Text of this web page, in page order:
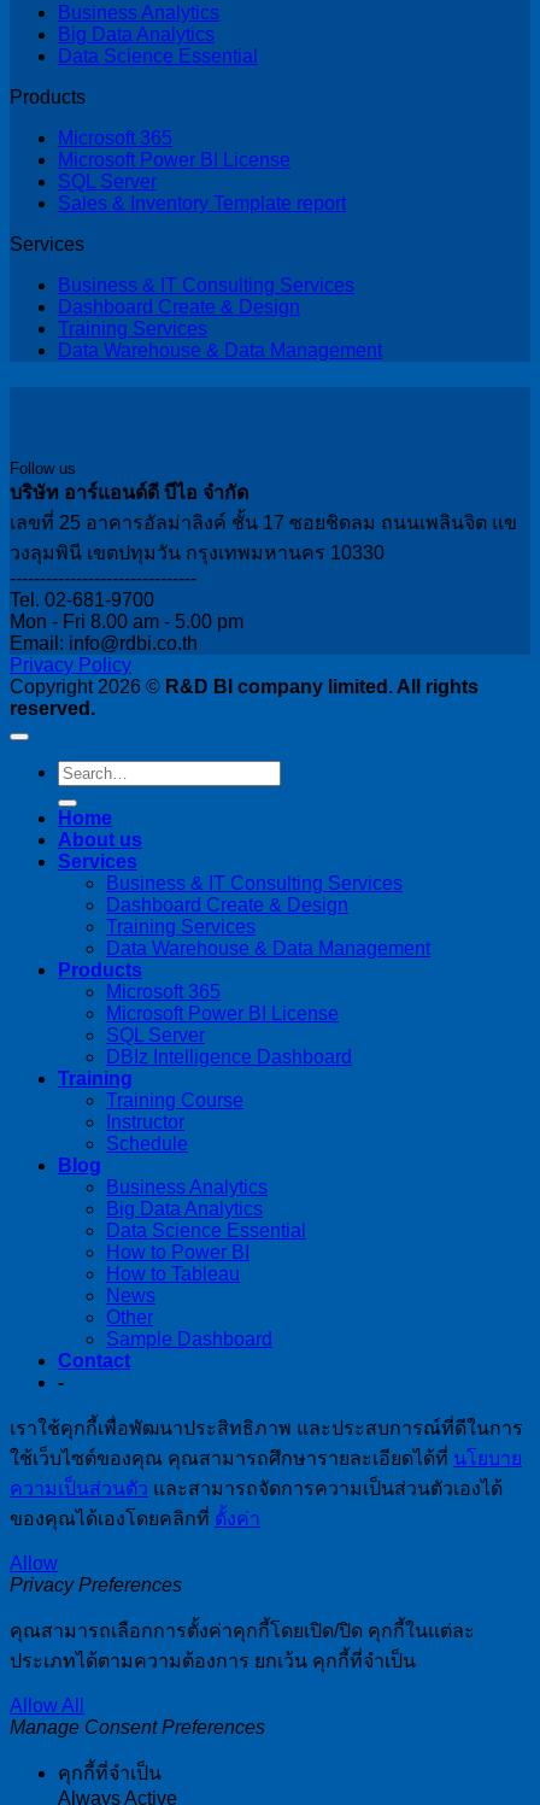
Business Analytics
Big Data Analytics
Data Science Essential
Products
Microsoft 365
Microsoft Power BI License
SQL Server
Sales & Inventory Template report
Services
Business & IT Consulting Services
Dashboard Create & Design
Training Services
Data Warehouse & Data Management
Follow us
บริษัท อาร์แอนด์ดี บีไอ จำกัด
เลขที่ 25 อาคารอัลม่าลิงค์ ชั้น 17 ซอยชิดลม ถนนเพลินจิต แข
วงลุมพินี เขตปทุมวัน กรุงเทพมหานคร 10330
-------------------------------
Tel. 02-681-9700
Mon - Fri 8.00 am - 5.00 pm
Email: info@rdbi.co.th
Privacy Policy
Copyright 2026 © R&D BI company limited. All rights
reserved.
Home
About us
Services
Business & IT Consulting Services
Dashboard Create & Design
Training Services
Data Warehouse & Data Management
Products
Microsoft 365
Microsoft Power BI License
SQL Server
DBIz Intelligence Dashboard
Training
Training Course
Instructor
Schedule
Blog
Business Analytics
Big Data Analytics
Data Science Essential
How to Power BI
How to Tableau
News
Other
Sample Dashboard
Contact
-
เราใช้คุกกี้เพื่อพัฒนาประสิทธิภาพ และประสบการณ์ที่ดีในการ
ใช้เว็บไซต์ของคุณ คุณสามารถศึกษารายละเอียดได้ที่ นโยบาย
ความเป็นส่วนตัว และสามารถจัดการความเป็นส่วนตัวเองได้
ของคุณได้เองโดยคลิกที่ ตั้งค่า
Allow
Privacy Preferences
คุณสามารถเลือกการตั้งค่าคุกกี้โดยเปิด/ปิด คุกกี้ในแต่ละ
ประเภทได้ตามความต้องการ ยกเว้น คุกกี้ที่จำเป็น
Allow All
Manage Consent Preferences
คุกกี้ที่จำเป็น
Always Active